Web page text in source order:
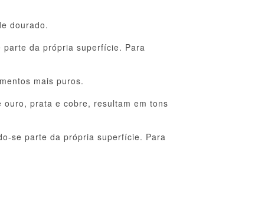
dourado.
da própria superfície. Para
mais puros.
prata e cobre, resultam em tons
se parte da própria superfície. Para